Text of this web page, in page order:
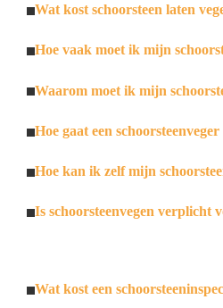
Wat kost schoorsteen laten
Hoe vaak moet ik mijn
Waarom moet ik mijn
Hoe gaat een
Hoe kan ik zelf mijn
Is schoorsteenvegen verplicht
Wat kost een